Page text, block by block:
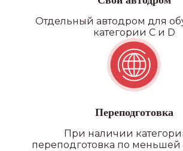
Отдельный автодром для
категории C и D
Переподготовка
При наличии
переподготовка по меньшей